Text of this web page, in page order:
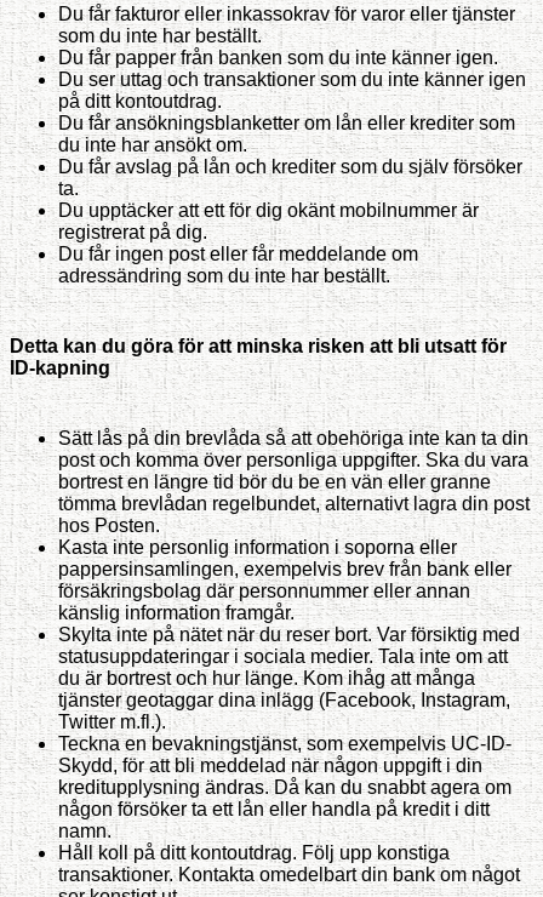
Du får fakturor eller inkassokrav för varor eller tjänster
som du inte har beställt.
Du får papper från banken som du inte känner igen.
Du ser uttag och transaktioner som du inte känner igen
på ditt kontoutdrag.
Du får ansökningsblanketter om lån eller krediter som
du inte har ansökt om.
Du får avslag på lån och krediter som du själv försöker
ta.
Du upptäcker att ett för dig okänt mobilnummer är
registrerat på dig.
Du får ingen post eller får meddelande om
adressändring som du inte har beställt.
Detta kan du göra för att minska risken att bli utsatt för
ID-kapning
Sätt lås på din brevlåda så att obehöriga inte kan ta din
post och komma över personliga uppgifter. Ska du vara
bortrest en längre tid bör du be en vän eller granne
tömma brevlådan regelbundet, alternativt lagra din post
hos Posten.
Kasta inte personlig information i soporna eller
pappersinsamlingen, exempelvis brev från bank eller
försäkringsbolag där personnummer eller annan
känslig information framgår.
Skylta inte på nätet när du reser bort. Var försiktig med
statusuppdateringar i sociala medier. Tala inte om att
du är bortrest och hur länge. Kom ihåg att många
tjänster geotaggar dina inlägg (Facebook, Instagram,
Twitter m.fl.).
Teckna en bevakningstjänst, som exempelvis UC-ID-
Skydd, för att bli meddelad när någon uppgift i din
kreditupplysning ändras. Då kan du snabbt agera om
någon försöker ta ett lån eller handla på kredit i ditt
namn.
Håll koll på ditt kontoutdrag. Följ upp konstiga
transaktioner. Kontakta omedelbart din bank om något